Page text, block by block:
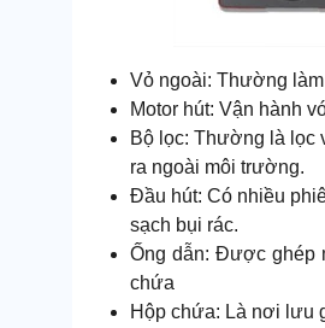
Vỏ ngoài: Thường
Motor hút: Vận hành
Bộ lọc: Thường là lọc
ra ngoài môi trường.
Đầu hút: Có nhiều
sạch bụi rác.
Ống dẫn: Được ghép
chứa
Hộp chứa: Là nơi lưu